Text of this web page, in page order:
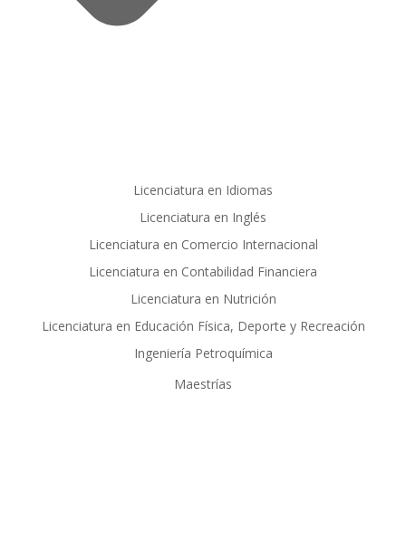
Licenciatura en Idiomas
Licenciatura en Inglés
Licenciatura en Comercio Internacional
Licenciatura en Contabilidad Financiera
Licenciatura en Nutrición
Licenciatura en Educación Física, Deporte y Recreación
Ingeniería Petroquímica
Maestrías